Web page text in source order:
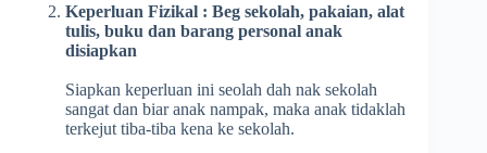
Keperluan Fizikal : Beg sekolah, pakaian, alat
tulis, buku dan barang personal anak
disiapkan
Siapkan keperluan ini seolah dah nak sekolah
sangat dan biar anak nampak, maka anak tidaklah
terkejut tiba-tiba kena ke sekolah.